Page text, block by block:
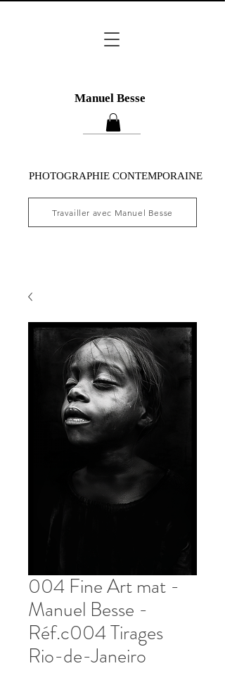
Manuel Besse
PHOTOGRAPHIE CONTEMPORAINE
Travailler avec Manuel Besse
004 Fine Art mat -
Manuel Besse -
Réf.c004 Tirages
Rio-de-Janeiro